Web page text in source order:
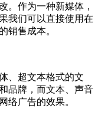
。作为一种新媒体，
我们可以直接使用在
销售成本。
超文本格式的文
品牌，而文本、声音
络广告的效果。